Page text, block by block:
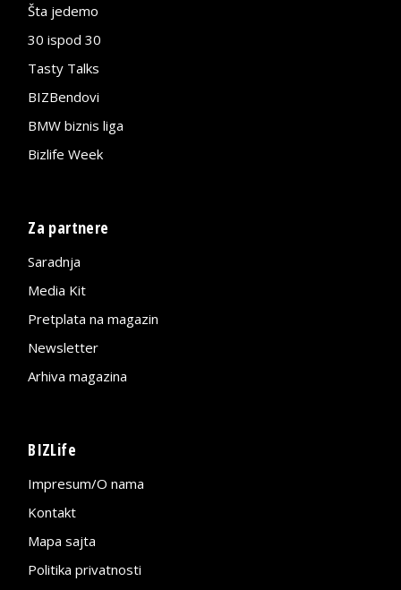
Šta jedemo
30 ispod 30
Tasty Talks
BIZBendovi
BMW biznis liga
Bizlife Week
Za partnere
Saradnja
Media Kit
Pretplata na magazin
Newsletter
Arhiva magazina
BIZLife
Impresum/O nama
Kontakt
Mapa sajta
Politika privatnosti